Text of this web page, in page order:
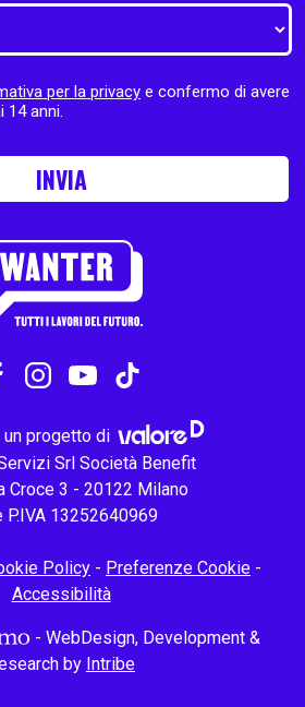
per la privacy e confermo di avere
14 anni.
INVIA
progetto di
Srl Società Benefit
Croce 3 - 20122 Milano
P.IVA 13252640969
Policy - Preferenze Cookie -
Accessibilità
- WebDesign, Development &
by Intribe